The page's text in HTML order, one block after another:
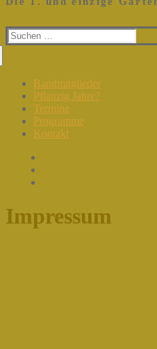
Suchen
nach:
Bandmitglieder
Pflanzig Jahre?
Termine
Programme
Kontakt
Impressum